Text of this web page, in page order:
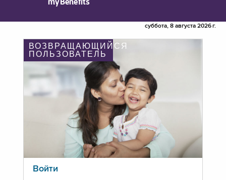
суббота, 8 августа 2026 г.
ВОЗВРАЩАЮЩИЙСЯ
ПОЛЬЗОВАТЕЛЬ
Войти